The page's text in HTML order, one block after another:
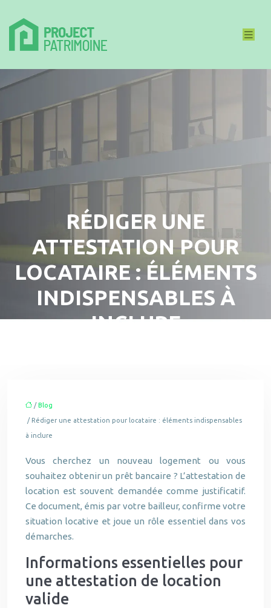
RÉDIGER UNE
ATTESTATION POUR
LOCATAIRE : ÉLÉMENTS
INDISPENSABLES À
INCLURE
/Blog
/ Rédiger une attestation pour locataire : éléments indispensables
à inclure
Vous cherchez un nouveau logement ou vous
souhaitez obtenir un prêt bancaire ? L’attestation de
location est souvent demandée comme justificatif.
Ce document, émis par votre bailleur, confirme votre
situation locative et joue un rôle essentiel dans vos
démarches.
Informations essentielles pour
une attestation de location
valide